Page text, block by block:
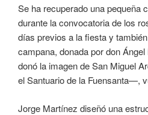
Se ha recuperado una pequeña
durante la convocatoria de los
días previos a la fiesta y
campana, donada por don
donó la imagen de San Miguel
el Santuario de la Fuensanta—,
Jorge Martínez diseñó una